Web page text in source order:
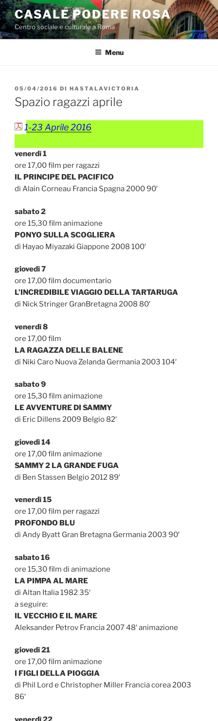
Salta
al
contenuto
CASALE PODERE ROSA
Centro sociale e culturale a Roma
Menu
PUBBLICATO
IL
05/04/2016 DI HASTALAVICTORIA
Spazio ragazzi aprile
1-23 Aprile 2016
venerdì 1
ore 17,00 film per ragazzi
IL PRINCIPE DEL PACIFICO
di Alain Corneau Francia Spagna 2000 90′
sabato 2
ore 15,30 film animazione
PONYO SULLA SCOGLIERA
di Hayao Miyazaki Giappone 2008 100′
giovedì 7
ore 17,00 film documentario
L’INCREDIBILE VIAGGIO DELLA TARTARUGA
di Nick Stringer GranBretagna 2008 80′
venerdì 8
ore 17,00 film
LA RAGAZZA DELLE BALENE
di Niki Caro Nuova Zelanda Germania 2003 104′
sabato 9
ore 15,30 film animazione
LE AVVENTURE DI SAMMY
di Eric Dillens 2009 Belgio 82′
giovedì 14
ore 17,00 film animazione
SAMMY 2 LA GRANDE FUGA
di Ben Stassen Belgio 2012 89′
venerdì 15
ore 17,00 film per ragazzi
PROFONDO BLU
di Andy Byatt Gran Bretagna Germania 2003 90′
sabato 16
ore 15,30 film di animazione
LA PIMPA AL MARE
di Altan Italia 1982 35′
a seguire:
IL VECCHIO E IL MARE
Aleksander Petrov Francia 2007 48′ animazione
giovedì 21
ore 17,00 film animazione
I FIGLI DELLA PIOGGIA
di Phil Lord e Christopher Miller Francia corea 2003
86′